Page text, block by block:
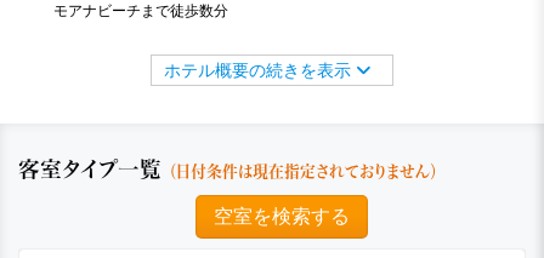
モアナビーチまで徒歩数分
ホテル概要の続きを表示
客室タイプ一覧 （日付条件は現在指定されておりません）
空室を検索する